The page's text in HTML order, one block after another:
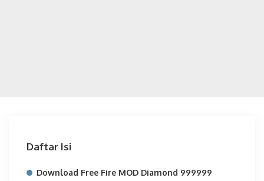
Daftar Isi
Download Free Fire MOD Diamond 999999